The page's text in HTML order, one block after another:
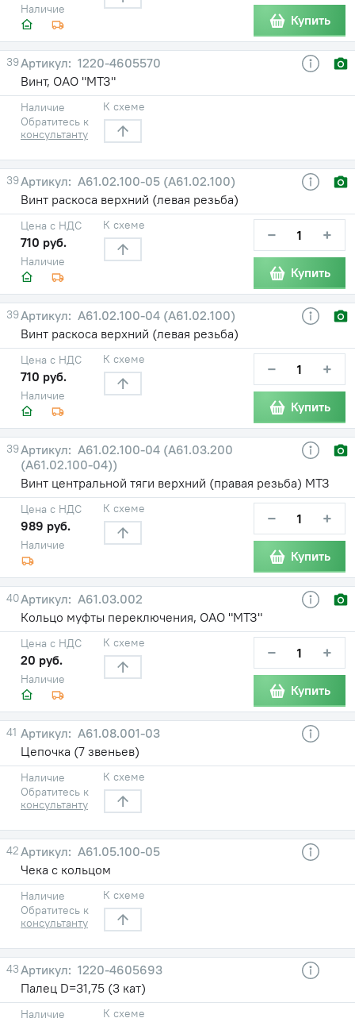
Наличие
Купить
39
1220-4605570
Винт, ОАО "МТЗ"
Наличие
Обратитесь к
консультанту
К схеме
39
А61.02.100-05 (А61.02.100)
Винт раскоса верхний (левая резьба)
Наличие
Цена с НДС
710 руб.
К схеме − +
Купить
39
А61.02.100-04 (А61.02.100)
Винт раскоса верхний (левая резьба)
Наличие
Цена с НДС
710 руб.
К схеме − +
Купить
39
А61.02.100-04 (А61.03.200
(А61.02.100-04))
Винт центральной тяги верхний (правая резьба) МТЗ
Наличие
Цена с НДС
989 руб.
К схеме − +
Купить
40
А61.03.002
Кольцо муфты переключения, ОАО "МТЗ"
Наличие
Цена с НДС
20 руб.
К схеме − +
Купить
41
А61.08.001-03
Цепочка (7 звеньев)
Наличие
Обратитесь к
консультанту
К схеме
42
А61.05.100-05
Чека с кольцом
Наличие
Обратитесь к
консультанту
К схеме
43
1220-4605693
Палец D=31,75 (3 кат)
Наличие
К схеме